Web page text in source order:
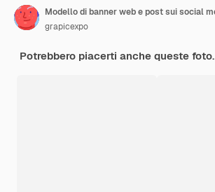
grapicexpo
Potrebbero piacerti anche queste foto.